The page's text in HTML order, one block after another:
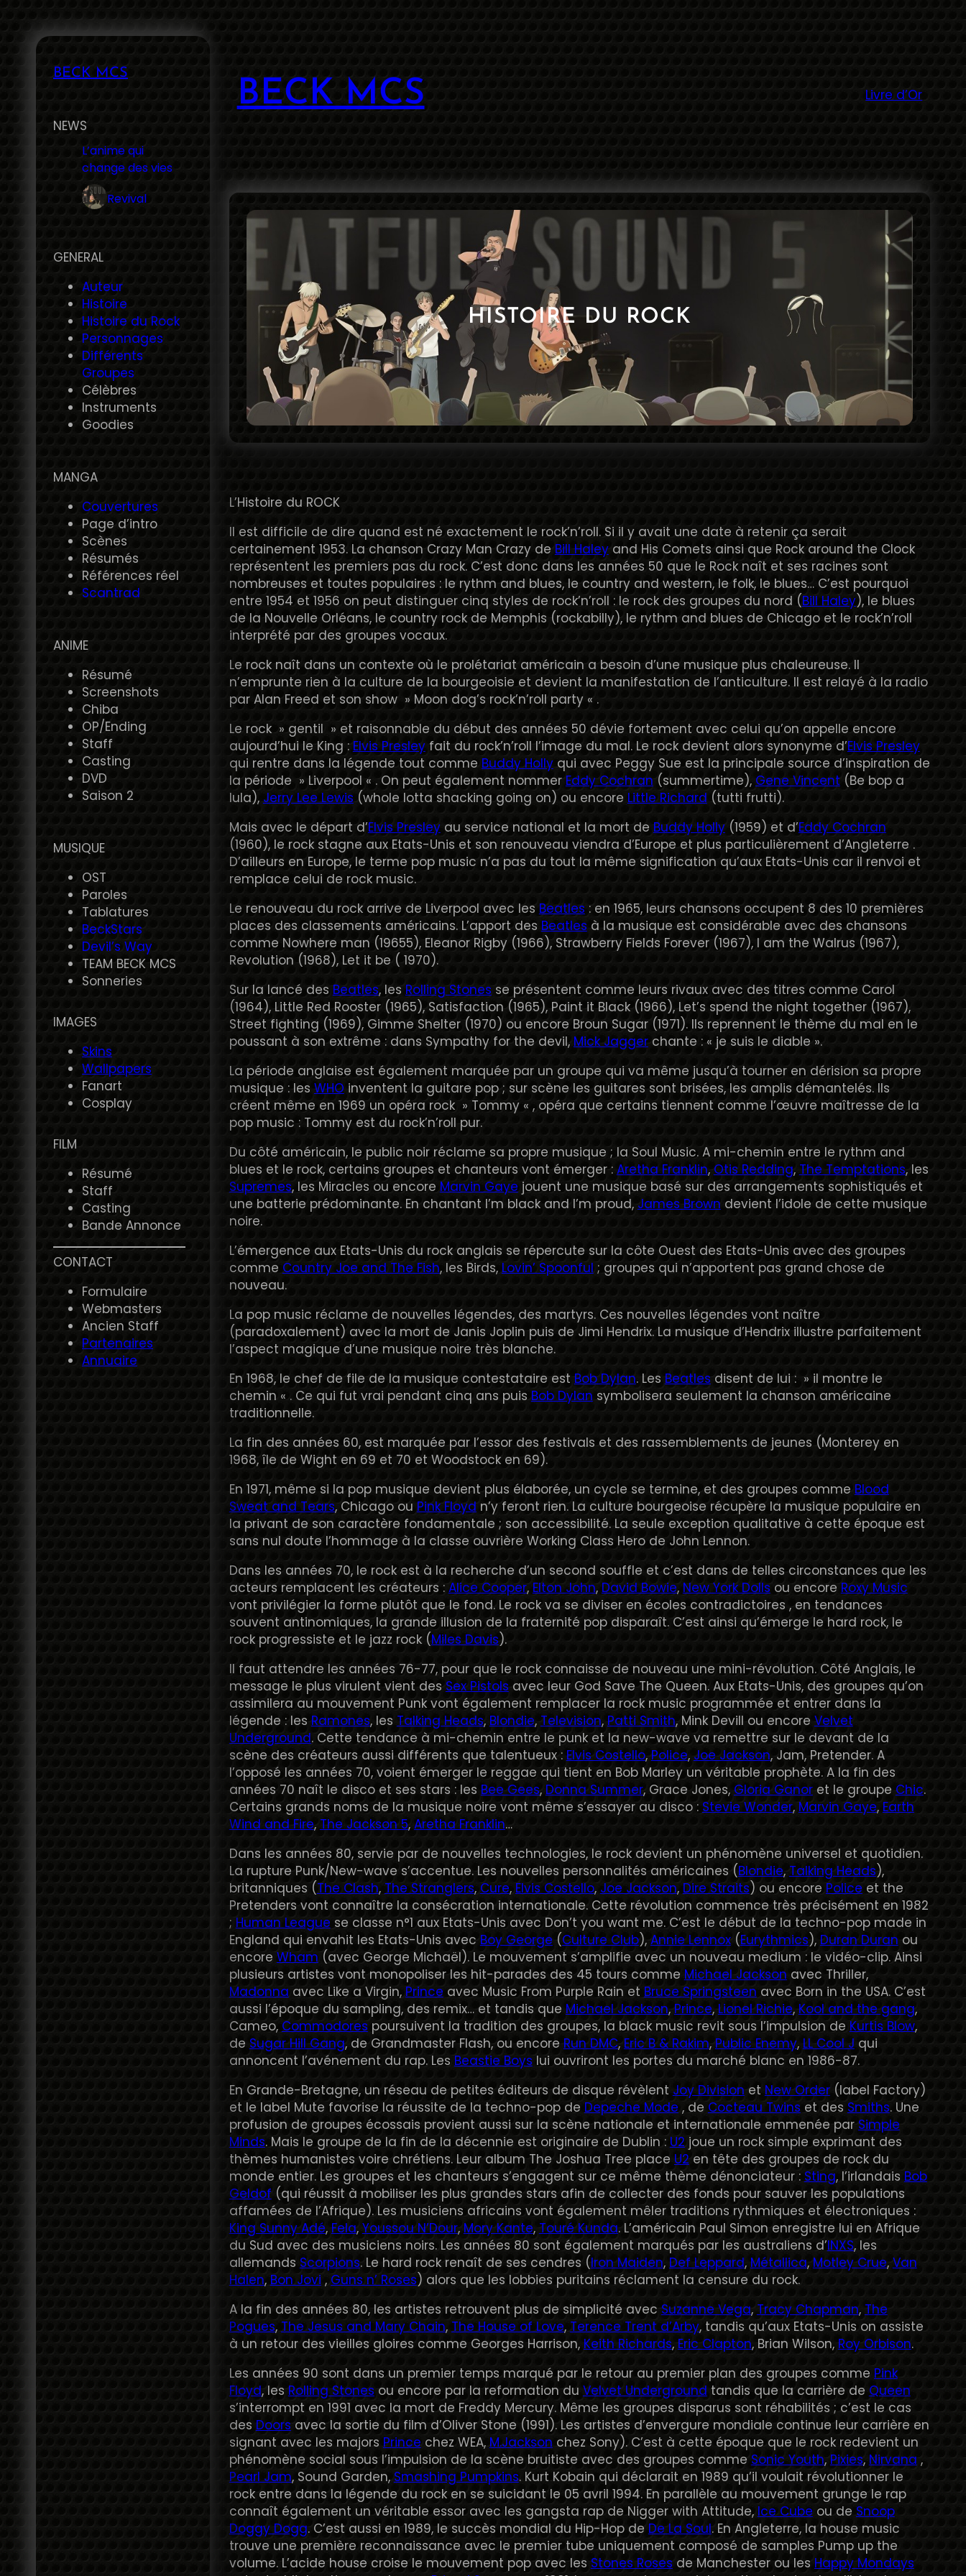
contenu
BECK MCS
NEWS
L’anime qui
change des vies
Revival
GENERAL
Auteur
Histoire
Histoire du Rock
Personnages
Différents
Groupes
Célèbres
Instruments
Goodies
MANGA
Couvertures
Page d’intro
Scènes
Résumés
Références réel
Scantrad
ANIME
Résumé
Screenshots
Chiba
OP/Ending
Staff
Casting
DVD
Saison 2
MUSIQUE
OST
Paroles
Tablatures
BeckStars
Devil’s Way
TEAM BECK MCS
Sonneries
IMAGES
Skins
Wallpapers
Fanart
Cosplay
FILM
Résumé
Staff
Casting
Bande Annonce
CONTACT
Formulaire
Webmasters
Ancien Staff
Partenaires
Annuaire
BECK MCS Livre d’Or
HISTOIRE DU ROCK
L’Histoire du ROCK
Il est difficile de dire quand est né exactement le rock’n’roll. Si il y avait une date à retenir ça serait
certainement 1953. La chanson Crazy Man Crazy de Bill Haleyand His Comets ainsi que Rock around the Clock
représentent les premiers pas du rock. C’est donc dans les années 50 que le Rock naît et ses racines sont
nombreuses et toutes populaires : le rythm and blues, le country and western, le folk, le blues… C’est pourquoi
entre 1954 et 1956 on peut distinguer cinq styles de rock’n’roll : le rock des groupes du nord (Bill Haley), le blues
de la Nouvelle Orléans, le country rock de Memphis (rockabilly), le rythm and blues de Chicago et le rock’n’roll
interprété par des groupes vocaux.
Le rock naît dans un contexte où le prolétariat américain a besoin d’une musique plus chaleureuse. Il
n’emprunte rien à la culture de la bourgeoisie et devient la manifestation de l’anticulture. Il est relayé à la radio
par Alan Freed et son show » Moon dog’s rock’n’roll party « .
Le rock » gentil » et raisonnable du début des années 50 dévie fortement avec celui qu’on appelle encore
aujourd’hui le King : Elvis Presleyfait du rock’n’roll l’image du mal. Le rock devient alors synonyme d’Elvis Presley
qui rentre dans la légende tout comme Buddy Hollyqui avec Peggy Sue est la principale source d’inspiration de
la période » Liverpool « . On peut également nommer Eddy Cochran (summertime), Gene Vincent (Be bop a
lula), Jerry Lee Lewis (whole lotta shacking going on) ou encore Little Richard (tutti frutti).
Mais avec le départ d’Elvis Presleyau service national et la mort de Buddy Holly(1959) et d’Eddy Cochran
(1960), le rock stagne aux Etats-Unis et son renouveau viendra d’Europe et plus particulièrement d’Angleterre .
D’ailleurs en Europe, le terme pop music n’a pas du tout la même signification qu’aux Etats-Unis car il renvoi et
remplace celui de rock music.
Le renouveau du rock arrive de Liverpool avec les Beatles : en 1965, leurs chansons occupent 8 des 10 premières
places des classements américains. L’apport des Beatles à la musique est considérable avec des chansons
comme Nowhere man (19655), Eleanor Rigby (1966), Strawberry Fields Forever (1967), I am the Walrus (1967),
Revolution (1968), Let it be ( 1970).
Sur la lancé des Beatles, les Rolling Stones se présentent comme leurs rivaux avec des titres comme Carol
(1964), Little Red Rooster (1965), Satisfaction (1965), Paint it Black (1966), Let’s spend the night together (1967),
Street fighting (1969), Gimme Shelter (1970) ou encore Broun Sugar (1971). Ils reprennent le thème du mal en le
poussant à son extrême : dans Sympathy for the devil, Mick Jaggerchante : « je suis le diable ».
La période anglaise est également marquée par un groupe qui va même jusqu’à tourner en dérision sa propre
musique : les WHO inventent la guitare pop ; sur scène les guitares sont brisées, les amplis démantelés. Ils
créent même en 1969 un opéra rock » Tommy « , opéra que certains tiennent comme l’œuvre maîtresse de la
pop music : Tommy est du rock’n’roll pur.
Du côté américain, le public noir réclame sa propre musique ; la Soul Music. A mi-chemin entre le rythm and
blues et le rock, certains groupes et chanteurs vont émerger : Aretha Franklin, Otis Redding, The Temptations, les
Supremes, les Miracles ou encore Marvin Gaye jouent une musique basé sur des arrangements sophistiqués et
une batterie prédominante. En chantant I’m black and I’m proud, James Brown devient l’idole de cette musique
noire.
L’émergence aux Etats-Unis du rock anglais se répercute sur la côte Ouest des Etats-Unis avec des groupes
comme Country Joe and The Fish, les Birds, Lovin’ Spoonful ; groupes qui n’apportent pas grand chose de
nouveau.
La pop music réclame de nouvelles légendes, des martyrs. Ces nouvelles légendes vont naître
(paradoxalement) avec la mort de Janis Joplin puis de Jimi Hendrix. La musique d’Hendrix illustre parfaitement
l’aspect magique d’une musique noire très blanche.
En 1968, le chef de file de la musique contestataire est Bob Dylan. Les Beatles disent de lui : » il montre le
chemin « . Ce qui fut vrai pendant cinq ans puis Bob Dylan symbolisera seulement la chanson américaine
traditionnelle.
La fin des années 60, est marquée par l’essor des festivals et des rassemblements de jeunes (Monterey en
1968, île de Wight en 69 et 70 et Woodstock en 69).
En 1971, même si la pop musique devient plus élaborée, un cycle se termine, et des groupes comme Blood
Sweat and Tears, Chicago ou Pink Floyd n’y feront rien. La culture bourgeoise récupère la musique populaire en
la privant de son caractère fondamentale ; son accessibilité. La seule exception qualitative à cette époque est
sans nul doute l’hommage à la classe ouvrière Working Class Hero de John Lennon.
Dans les années 70, le rock est à la recherche d’un second souffle et c’est dans de telles circonstances que les
acteurs remplacent les créateurs : Alice Cooper, Elton John, David Bowie, New York Dolls ou encore Roxy Music
vont privilégier la forme plutôt que le fond. Le rock va se diviser en écoles contradictoires , en tendances
souvent antinomiques, la grande illusion de la fraternité pop disparaît. C’est ainsi qu’émerge le hard rock, le
rock progressiste et le jazz rock (Miles Davis).
Il faut attendre les années 76-77, pour que le rock connaisse de nouveau une mini-révolution. Côté Anglais, le
message le plus virulent vient des Sex Pistols avec leur God Save The Queen. Aux Etats-Unis, des groupes qu’on
assimilera au mouvement Punk vont également remplacer la rock music programmée et entrer dans la
légende : les Ramones, les Talking Heads, Blondie, Television, Patti Smith, Mink Devill ou encore Velvet
Underground. Cette tendance à mi-chemin entre le punk et la new-wave va remettre sur le devant de la
scène des créateurs aussi différents que talentueux : Elvis Costello, Police, Joe Jackson, Jam, Pretender. A
l’opposé les années 70, voient émerger le reggae qui tient en Bob Marley un véritable prophète. A la fin des
années 70 naît le disco et ses stars : les Bee Gees, Donna Summer, Grace Jones, Gloria Ganoret le groupe Chic.
Certains grands noms de la musique noire vont même s’essayer au disco : Stevie Wonder, Marvin Gaye, Earth
Wind and Fire, The Jackson 5, Aretha Franklin…
Dans les années 80, servie par de nouvelles technologies, le rock devient un phénomène universel et quotidien.
La rupture Punk/New-wave s’accentue. Les nouvelles personnalités américaines (Blondie, Talking Heads),
britanniques (The Clash, The Stranglers, Cure, Elvis Costello, Joe Jackson, Dire Straits) ou encore Police et the
Pretenders vont connaître la consécration internationale. Cette révolution commence très précisément en 1982
; Human League se classe n°1 aux Etats-Unis avec Don’t you want me. C’est le début de la techno-pop made in
England qui envahit les Etats-Unis avec Boy George (Culture Club), Annie Lennox(Eurythmics), Duran Duran ou
encore Wham (avec George Michaël). Le mouvement s’amplifie avec un nouveau medium : le vidéo-clip. Ainsi
plusieurs artistes vont monopoliser les hit-parades des 45 tours comme Michael Jackson avec Thriller,
Madonna avec Like a Virgin, Prince avec Music From Purple Rain et Bruce Springsteen avec Born in the USA. C’est
aussi l’époque du sampling, des remix… et tandis que Michael Jackson, Prince, Lionel Richie, Kool and the gang,
Cameo, Commodores poursuivent la tradition des groupes, la black music revit sous l’impulsion de Kurtis Blow,
de Sugar Hill Gang, de Grandmaster Flash, ou encore Run DMC, Eric B & Rakim, Public Enemy, LL Cool J qui
annoncent l’avénement du rap. Les Beastie Boys lui ouvriront les portes du marché blanc en 1986-87.
En Grande-Bretagne, un réseau de petites éditeurs de disque révèlent Joy Division et New Order(label Factory)
et le label Mute favorise la réussite de la techno-pop de Depeche Mode , de Cocteau Twins et des Smiths. Une
profusion de groupes écossais provient aussi sur la scène nationale et internationale emmenée par Simple
Minds. Mais le groupe de la fin de la décennie est originaire de Dublin : U2 joue un rock simple exprimant des
thèmes humanistes voire chrétiens. Leur album The Joshua Tree place U2 en tête des groupes de rock du
monde entier. Les groupes et les chanteurs s’engagent sur ce même thème dénonciateur : Sting, l’irlandais Bob
Geldof (qui réussit à mobiliser les plus grandes stars afin de collecter des fonds pour sauver les populations
affamées de l’Afrique). Les musiciens africains vont également mêler traditions rythmiques et électroniques :
King Sunny Adé, Fela, Youssou N’Dour, Mory Kante, Touré Kunda. L’américain Paul Simon enregistre lui en Afrique
du Sud avec des musiciens noirs. Les années 80 sont également marqués par les australiens d’INXS, les
allemands Scorpions. Le hard rock renaît de ses cendres (Iron Maiden, Def Leppard, Métallica, Motley Crue, Van
Halen, Bon Jovi , Guns n’ Roses) alors que les lobbies puritains réclament la censure du rock.
A la fin des années 80, les artistes retrouvent plus de simplicité avec Suzanne Vega, Tracy Chapman, The
Pogues, The Jesus and Mary Chain, The House of Love, Terence Trent d’Arby, tandis qu’aux Etats-Unis on assiste
à un retour des vieilles gloires comme Georges Harrison, Keith Richards, Eric Clapton, Brian Wilson, Roy Orbison.
Les années 90 sont dans un premier temps marqué par le retour au premier plan des groupes comme Pink
Floyd, les Rolling Stones ou encore par la reformation du Velvet Underground tandis que la carrière de Queen
s’interrompt en 1991 avec la mort de Freddy Mercury. Même les groupes disparus sont réhabilités ; c’est le cas
des Doors avec la sortie du film d’Oliver Stone (1991). Les artistes d’envergure mondiale continue leur carrière en
signant avec les majors Prince chez WEA, M.Jackson chez Sony). C’est à cette époque que le rock redevient un
phénomène social sous l’impulsion de la scène bruitiste avec des groupes comme Sonic Youth, Pixies, Nirvana ,
Pearl Jam, Sound Garden, Smashing Pumpkins. Kurt Kobain qui déclarait en 1989 qu’il voulait révolutionner le
rock entre dans la légende du rock en se suicidant le 05 avril 1994. En parallèle au mouvement grunge le rap
connaît également un véritable essor avec les gangsta rap de Nigger with Attitude, Ice Cube ou de Snoop
Doggy Dogg. C’est aussi en 1989, le succès mondial du Hip-Hop de De La Soul. En Angleterre, la house music
trouve une première reconnaissance avec le premier tube uniquement composé de samples Pump up the
volume. L’acide house croise le mouvement pop avec les Stones Roses de Manchester ou les Happy Mondays